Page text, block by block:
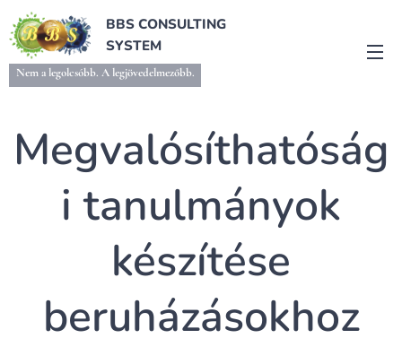
BBS CONSULTING
SYSTEM
Nem a legolcsóbb. A legjövedelmezőbb.
Megvalósíthatóság
i tanulmányok
készítése
beruházásokhoz